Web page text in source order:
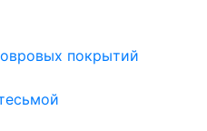
покрытий